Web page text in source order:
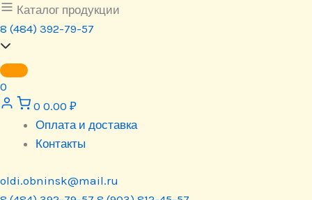
Перейти
к
содержимому
Каталог продукции
8 (484) 392-79-57
0
0 0.00 ₽
Оплата и доставка
Контакты
oldi.obninsk@mail.ru